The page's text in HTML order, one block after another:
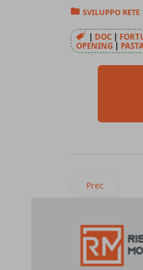
SVILUPPO RETE
| DOC |
OPENING |
Articolo
Prec